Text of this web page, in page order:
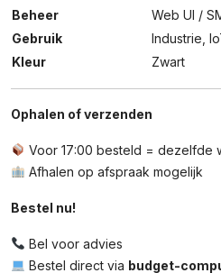
Beheer
Web UI /
Gebruik
Industrie,
Kleur
Zwart
Ophalen of verzenden
Voor 17:00 besteld = dezelfde
Afhalen op afspraak mogelijk
Bestel nu!
Bel voor advies
Bestel direct via budget-